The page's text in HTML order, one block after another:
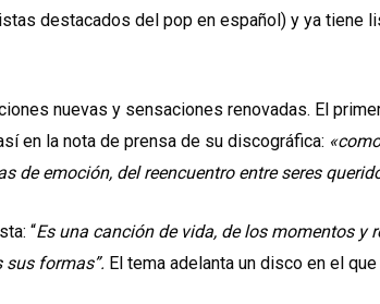
destacados del pop en español) y ya tiene
nuevas y sensaciones renovadas. El
en la nota de prensa de su discográfica:
de emoción, del reencuentro entre seres
“Es una canción de vida, de los momentos y
sus formas”. El tema adelanta un disco en el